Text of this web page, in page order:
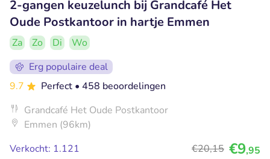
2-gangen keuzelunch bij Grandcafé Het
Oude Postkantoor in hartje Emmen
Za Zo Di
Wo
Erg populaire deal
9.7
Perfect • 458 beoordelingen
Grandcafé Het Oude Postkantoor
Emmen (96km)
Verkocht: 1.121
€20,15 €9,95